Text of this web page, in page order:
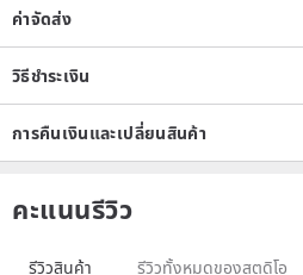
ค่าจัดส่ง
วิธีชำระเงิน
การคืนเงินและเปลี่ยนสินค้า
คะแนนรีวิว
รีวิวสินค้า รีวิวทั้งหมดของสตูดิโอ